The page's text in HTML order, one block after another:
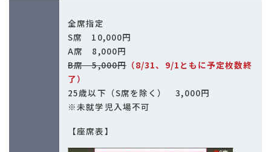
全席指定
S席 10,000円
A席 8,000円
B席 5,000円（8/31、9/1ともに予定枚数終
了）
25歳以下（S席を除く） 3,000円
※未就学児入場不可
【座席表】